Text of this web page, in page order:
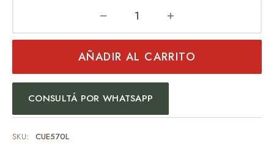
Personalización opcional con grabado láser.
Un detalle permanente, resistente al desgaste y al paso del
Regalos empresariales.
Día del Padre.
Cumpleaños.
AÑADIR AL CARRITO
CONSULTÁ POR WHATSAPP
SKU: CUE570L